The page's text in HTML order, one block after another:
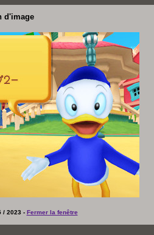
d'image
/ 2023 - Fermer la fenêtre